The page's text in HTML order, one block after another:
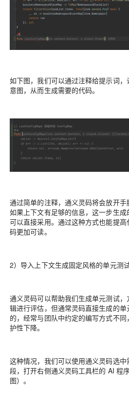
如下图，我们可以通过注释给提示词
意图，从而生成需要的代码。
通过简单的注释，通义灵码将会放开手
如果上下文有足够的信息，这一步生成
可以直接采用。 通过这种方式也能提
码更加可读。
2）导入上下文生成固定风格的单元测
通义灵码可以帮助我们生成单元测试
辑进行评估，但通常灵码直接生成的
的，经常与团队中约定的编写方式不
护性下降。
这种情况，我们可以使用通义灵码选
段，打开右侧通义灵码工具栏的 AI 程
图）。